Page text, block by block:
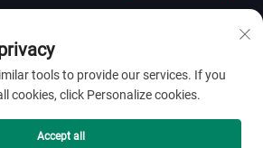
JINHUI TEXTILE CO.,LTD. Alle
Privacybeleid
tools to provide our services. If you
cookies, click Personalize cookies.
Accept all